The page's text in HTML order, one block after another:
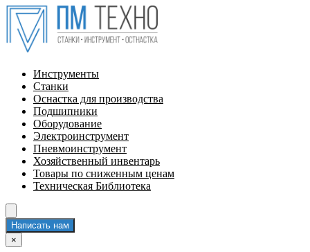
Инструменты
Станки
Оснастка для производства
Подшипники
Оборудование
Электроинструмент
Пневмоинструмент
Хозяйственный инвентарь
Товары по сниженным ценам
Техническая Библиотека
Написать нам
×